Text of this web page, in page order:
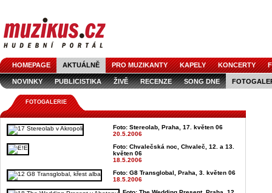
HOMEPAGE AKTUÁLNĚ PRO MUZIKANTY KAPELY KONCERTY
NOVINKY PUBLICISTIKA ŽIVĚ RECENZE SONG DNE
FOTOGALERIE
Foto: Stereolab, Praha, 17. květen 06
20.5.2006
Foto: Chvalečská noc, Chvaleč, 12. a 13.
květen 06
18.5.2006
Foto: G8 Transglobal, Praha, 3. květen 06
18.5.2006